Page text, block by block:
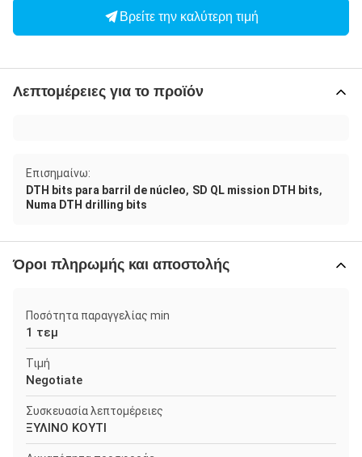
Βρείτε την καλύτερη τιμή
Λεπτομέρειες για το προϊόν
Επισημαίνω:
DTH bits para barril de núcleo, SD QL mission DTH bits,
Numa DTH drilling bits
Όροι πληρωμής και αποστολής
Ποσότητα παραγγελίας min
1 τεμ
Τιμή
Negotiate
Συσκευασία λεπτομέρειες
ΞΥΛΙΝΟ ΚΟΥΤΙ